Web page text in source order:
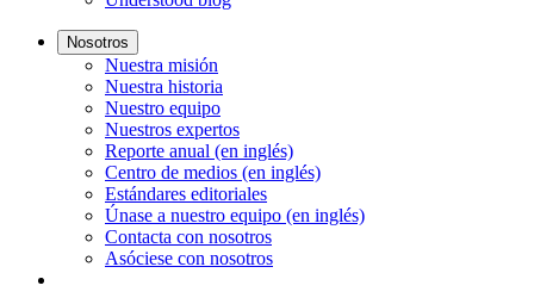
Nosotros
Nuestra misión
Nuestra historia
Nuestro equipo
Nuestros expertos
Reporte anual (en inglés)
Centro de medios (en inglés)
Estándares editoriales
Únase a nuestro equipo (en inglés)
Contacta con nosotros
Asóciese con nosotros